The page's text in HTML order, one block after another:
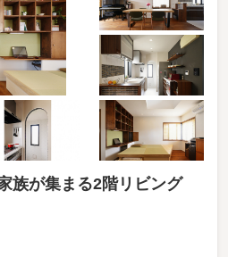
族が集まる2階リビング